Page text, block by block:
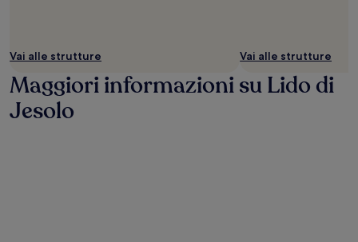
Vai alle strutture Vai alle strutture
Maggiori informazioni su Lido di
Jesolo